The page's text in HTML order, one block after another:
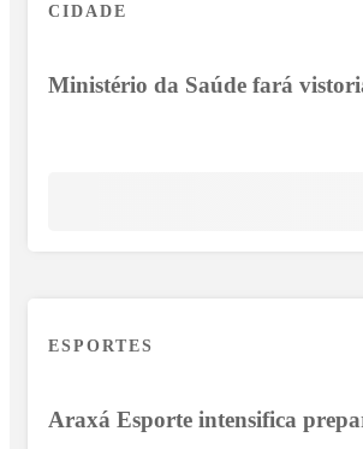
CIDADE
Ministério da Saúde fará
ESPORTES
Araxá Esporte intensifica